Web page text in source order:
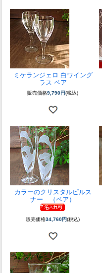
ミケランジェロ 白ワイング
ラス ペア
販売価格9,790円(税込)
カラーのクリスタルピルス
ナー （ペア）
販売価格34,760円(税込)